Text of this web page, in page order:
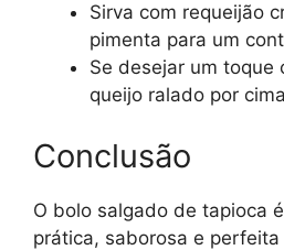
Sirva com requeijão
pimenta para um
Se desejar um toque
queijo ralado por
Conclusão
O bolo salgado de tapioca
prática, saborosa e